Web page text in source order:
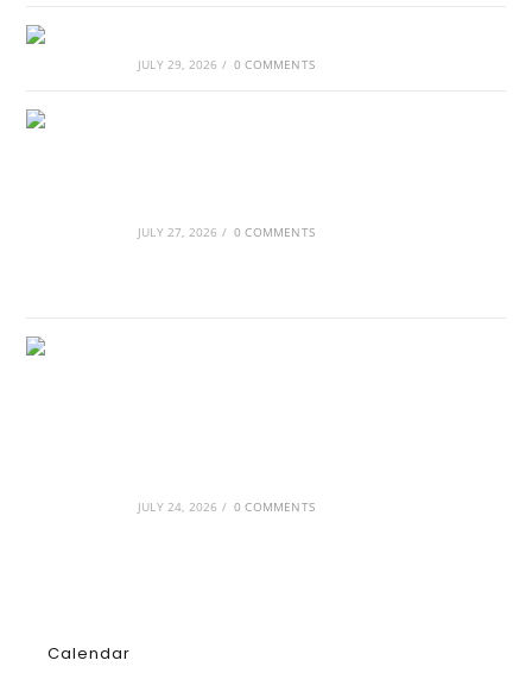
JULY 29, 2026 / 0 COMMENTS
JULY 27, 2026 / 0 COMMENTS
JULY 24, 2026 / 0 COMMENTS
Calendar